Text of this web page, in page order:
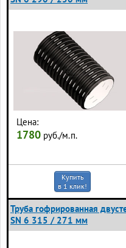
Цена:
1780 руб./м.п.
Купить
в 1 клик!
Труба гофрированная
SN 6 315 / 271 мм